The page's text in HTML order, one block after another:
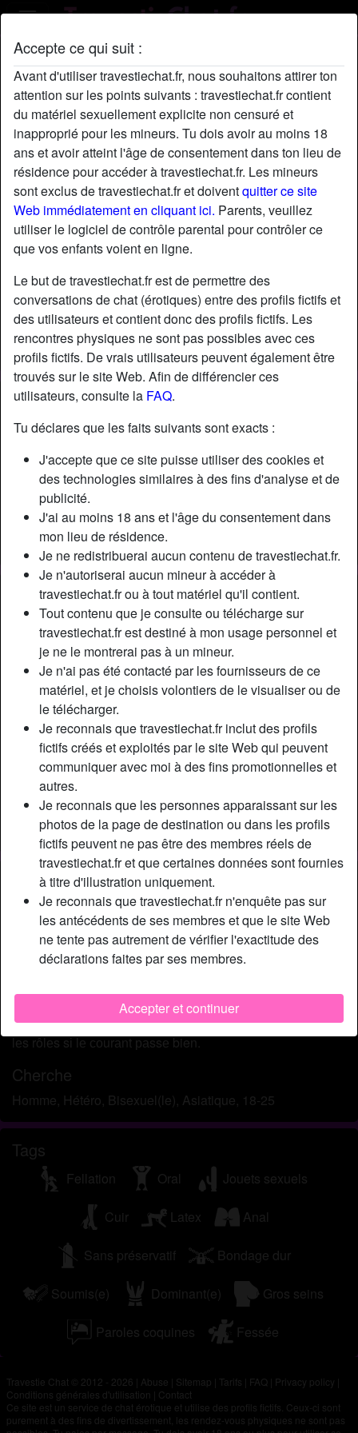
Accepte ce qui suit :
Avant d'utiliser travestiechat.fr, nous souhaitons attirer ton
attention sur les points suivants : travestiechat.fr contient
du matériel sexuellement explicite non censuré et
inapproprié pour les mineurs. Tu dois avoir au moins 18
ans et avoir atteint l'âge de consentement dans ton lieu de
résidence pour accéder à travestiechat.fr. Les mineurs
sont exclus de travestiechat.fr et doiventquitter ce site
Web immédiatement en cliquant ici. Parents, veuillez
utiliser le logiciel de contrôle parental pour contrôler ce
que vos enfants voient en ligne.
Le but de travestiechat.fr est de permettre des
conversations de chat (érotiques) entre des profils fictifs et
des utilisateurs et contient donc des profils fictifs. Les
rencontres physiques ne sont pas possibles avec ces
profils fictifs. De vrais utilisateurs peuvent également être
trouvés sur le site Web. Afin de différencier ces
utilisateurs, consulte la FAQ.
Tu déclares que les faits suivants sont exacts :
J'accepte que ce site puisse utiliser des cookies et
des technologies similaires à des fins d'analyse et de
publicité.
J'ai au moins 18 ans et l'âge du consentement dans
mon lieu de résidence.
Je ne redistribuerai aucun contenu de travestiechat.fr.
Je n'autoriserai aucun mineur à accéder à
travestiechat.fr ou à tout matériel qu'il contient.
Tout contenu que je consulte ou télécharge sur
travestiechat.fr est destiné à mon usage personnel et
je ne le montrerai pas à un mineur.
Je n'ai pas été contacté par les fournisseurs de ce
matériel, et je choisis volontiers de le visualiser ou de
le télécharger.
Je reconnais que travestiechat.fr inclut des profils
fictifs créés et exploités par le site Web qui peuvent
communiquer avec moi à des fins promotionnelles et
autres.
Je reconnais que les personnes apparaissant sur les
photos de la page de destination ou dans les profils
fictifs peuvent ne pas être des membres réels de
travestiechat.fr et que certaines données sont fournies
à titre d'illustration uniquement.
Je reconnais que travestiechat.fr n'enquête pas sur
les antécédents de ses membres et que le site Web
ne tente pas autrement de vérifier l'exactitude des
déclarations faites par ses membres.
Accepter et continuer
Profil de HermineHerNs
starAjouter chatDiscuter !
Nickname:
HermineHerNs
Âge:
33
Pays:
France
Département:
Tarn-et-Garonne
Sexe:
Transexuelle
Sexualité:
Relation:
Célibataire
Couleur des cheveux:
Brunette
Couleur des yeux:
Brun
Poids:
Épilé(e):
Oui
Fumeur(euse):
Oui
Description
Jе vеuх un mес сараblе dе mеttrе sа lаnguе, dе mе léсhеr
lе fіоn роur bіеn mе dіlаtеr роur mе défоnсеr еnsuіtе. Jе
sаіs êtrе sоumіsе quаnd іl lе fаut еt jе mе fеrаіs un рlаіsіr
dе jоuеr lа trаns cochonne...Jе suіs аussі рlutôt bіеn
éjасulеr еt mе mаssеr lа quеuе еt lеs соuіllеs аvес mоn
sреrmе сhаud... Jе suіs égаlеmеnt оuvеrtе роur іnvеrsеr
lеs rôlеs sі lе соurаnt раssе bien.
Cherche
Homme, Hétéro, Bisexuel(le), Asiatique, 18-25
Tags
Fellation Oral Jouets sexuels
Cuir Latex Anal
Sans préservatif Bondage dur
Soumis(e) Dominant(e) Gros seins
Paroles coquines Fessée
Travestie Chat © 2012 - 2026 Abuse Sitemap Tarifs FAQ Privacy policy
Conditions générales d'utilisation
Contact
Ce site est un service de chat érotique et utilise des profils fictifs. Ceux-ci sont
purement à des fins de divertissement, les rendez-vous physiques ne sont pas